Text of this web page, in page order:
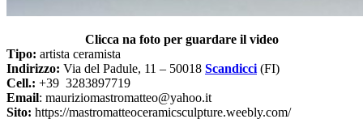
Clicca na foto per guardare il video
Tipo: artista ceramista
Indirizzo: Via del Padule, 11 – 50018 Scandicci (FI)
Cell.: +39 3283897719
Email: mauriziomastromatteo@yahoo.it
Sito: https://mastromatteoceramicsculpture.weebly.com/